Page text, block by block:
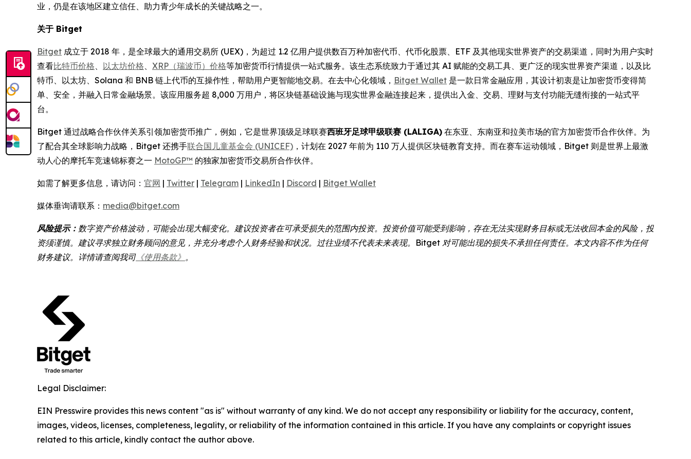
业，仍是在该地区建立信任、助力青少年成长的关键战略之一。
关于 Bitget
Bitget 成立于 2018 年，是全球最大的通用交易所 (UEX)，为超过 1.2 亿用户提供数百万种加密代币、代币化股票、ETF 及其他现实世界资产的交易渠道，同时为用户实时
查看比特币价格 以太坊价格 XRP（瑞波币）价格等加密货币行情提供一站式服务。该生态系统致力于通过其 AI 赋能的交易工具、更广泛的现实世界资产渠道，以及比
特币、以太坊、Solana 和 BNB 链上代币的互操作性，帮助用户更智能地交易。在去中心化领域， Bitget Wallet 是一款日常金融应用，其设计初衷是让加密货币变得简
单、安全，并融入日常金融场景。该应用服务超 8,000 万用户，将区块链基础设施与现实世界金融连接起来，提供出入金、交易、理财与支付功能无缝衔接的一站式平
台。
Bitget 通过战略合作伙伴关系引领加密货币推广，例如，它是世界顶级足球联赛西班牙足球甲级联赛 (LALIGA) 在东亚、东南亚和拉美市场的官方加密货币合作伙伴。为
了配合其全球影响力战略，Bitget 还携手联合国儿童基金会 (UNICEF) ，计划在 2027 年前为 110 万人提供区块链教育支持。而在赛车运动领域，Bitget 则是世界上最激
动人心的摩托车竞速锦标赛之一 MotoGP™ 的独家加密货币交易所合作伙伴。
如需了解更多信息，请访问： 官网 | Twitter | Telegram | LinkedIn | Discord | Bitget Wallet
媒体垂询请联系： media@bitget.com
风险提示： 数字资产价格波动，可能会出现大幅变化。建议投资者在可承受损失的范围内投资。投资价值可能受到影响，存在无法实现财务目标或无法收回本金的风险，投
资须谨慎。建议寻求独立财务顾问的意见，并充分考虑个人财务经验和状况。过往业绩不代表未来表现。Bitget 对可能出现的损失不承担任何责任。本文内容不作为任何
财务建议。详情请查阅我司《使用条款》 。
Legal Disclaimer:
EIN Presswire provides this news content "as is" without warranty of any kind. We do not accept any responsibility or liability for the accuracy, content,
images, videos, licenses, completeness, legality, or reliability of the information contained in this article. If you have any complaints or copyright issues
related to this article, kindly contact the author above.